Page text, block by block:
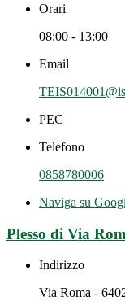
Orari
08:00 - 13:00
Email
PEC
Telefono
0858780006
Naviga su
Plesso di Via
Indirizzo
Via Roma -